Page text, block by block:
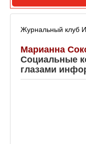
Журнальный клуб
Марианна
Социальные
глазами